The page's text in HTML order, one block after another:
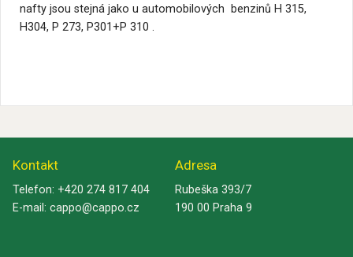
nafty jsou stejná jako u automobilových benzinů H 315,
H304, P 273, P301+P 310 .
Kontakt
Telefon: +420 274 817 404
E-mail: cappo@cappo.cz
Adresa
Rubeška 393/7
190 00 Praha 9